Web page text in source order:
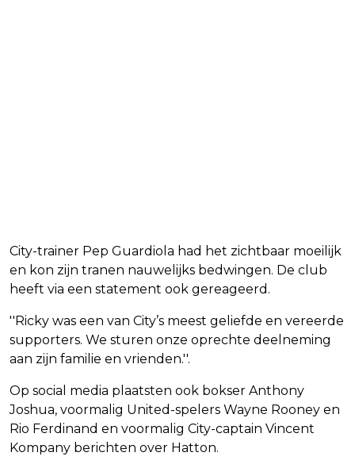
City-trainer Pep Guardiola had het zichtbaar moeilijk
en kon zijn tranen nauwelijks bedwingen. De club
heeft via een statement ook gereageerd.
''Ricky was een van City’s meest geliefde en vereerde
supporters. We sturen onze oprechte deelneming
aan zijn familie en vrienden.''.
Op social media plaatsten ook bokser Anthony
Joshua, voormalig United-spelers Wayne Rooney en
Rio Ferdinand en voormalig City-captain Vincent
Kompany berichten over Hatton.